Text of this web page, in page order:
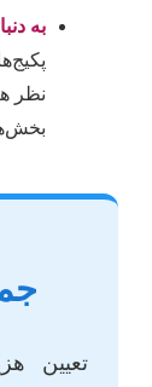
به
نظر
تعیین